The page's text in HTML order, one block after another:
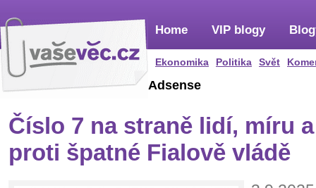
Home
Ekonomika Politika Svět
VIP blogy
Adsense
Číslo 7 na straně lidí, míru
proti špatné Fialově vládě